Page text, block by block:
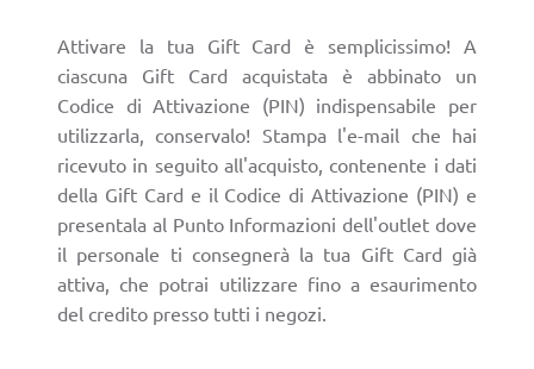
Attivare la tua Gift Card è semplicissimo! A
ciascuna Gift Card acquistata è abbinato un
Codice di Attivazione (PIN) indispensabile per
utilizzarla, conservalo! Stampa l'e-mail che hai
ricevuto in seguito all'acquisto, contenente i dati
della Gift Card e il Codice di Attivazione (PIN) e
presentala al Punto Informazioni dell'outlet dove
il personale ti consegnerà la tua Gift Card già
attiva, che potrai utilizzare fino a esaurimento
del credito presso tutti i negozi.